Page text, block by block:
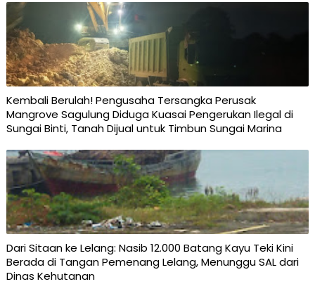
Kembali Berulah! Pengusaha Tersangka Perusak
Mangrove Sagulung Diduga Kuasai Pengerukan Ilegal di
Sungai Binti, Tanah Dijual untuk Timbun Sungai Marina
Dari Sitaan ke Lelang: Nasib 12.000 Batang Kayu Teki Kini
Berada di Tangan Pemenang Lelang, Menunggu SAL dari
Dinas Kehutanan